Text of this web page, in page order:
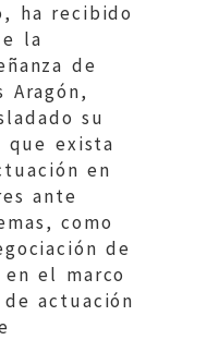
ha recibido
la
de
Aragón,
su
que exista
en
ante
como
de
el marco
actuación